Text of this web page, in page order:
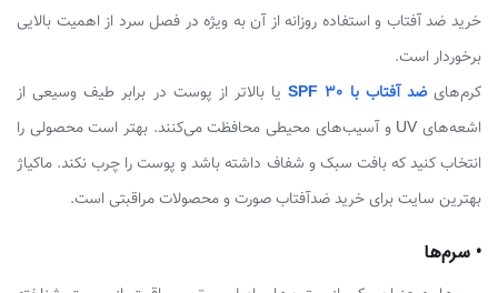
خرید ضد آفتاب و استفاده روزانه از آن به ویژه در فصل سرد از اهمیت بالایی
برخوردار است.
کرم‌هایضد آفتاب با SPF 30
یا بالاتر از پوست در برابر طیف وسیعی از
اشعه‌های UV و آسیب‌های محیطی محافظت می‌کنند. بهتر است محصولی را
انتخاب کنید که بافت سبک و شفاف داشته باشد و پوست را چرب نکند. ماکیاژ
بهترین سایت برای خرید ضدآفتاب صورت و محصولات مراقبتی است.
• سرم‌ها